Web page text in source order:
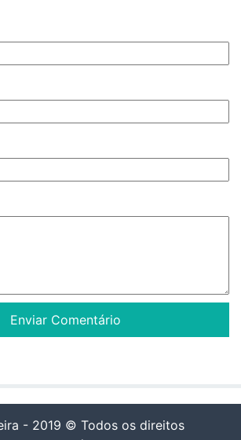
- 2019 © Todos os direitos